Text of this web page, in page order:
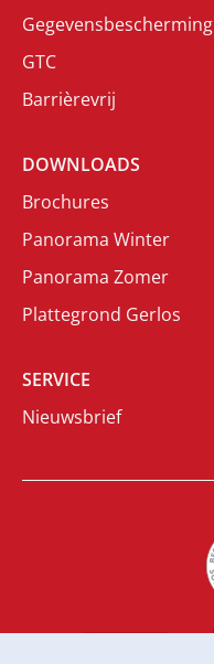
Gegevensbescherming
GTC
Barrièrevrij
DOWNLOADS
Brochures
Panorama Winter
Panorama Zomer
Plattegrond Gerlos
SERVICE
Nieuwsbrief